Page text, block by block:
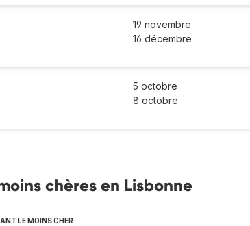
19 novembre
16 décembre
5 octobre
8 octobre
chères en Lisbonne
LE MOINS CHER